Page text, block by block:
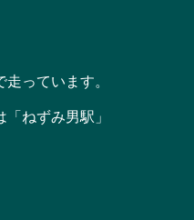
っています。
ねずみ男駅」